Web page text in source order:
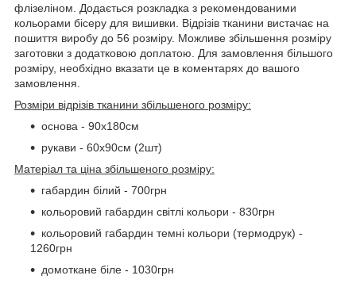
флізеліном. Додається розкладка з рекомендованими
кольорами бісеру для вишивки. Відрізів тканини вистачає на
пошиття виробу до 56 розміру. Можливе збільшення розміру
заготовки з додатковою доплатою. Для замовлення більшого
розміру, необхідно вказати це в коментарях до вашого
замовлення.
Розміри відрізів тканини збільшеного розміру:
основа - 90х180см
рукави - 60х90см (2шт)
Матеріал та ціна збільшеного розміру:
габардин білий - 700грн
кольоровий габардин світлі кольори - 830грн
кольоровий габардин темні кольори (термодрук) -
1260грн
домоткане біле - 1030грн